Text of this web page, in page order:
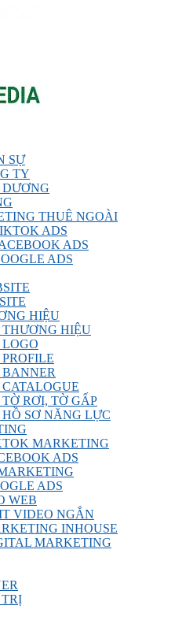
SỰ
TY
THUÊ NGOÀI
ADS
ADS
ADS
HIỆU
HIỆU
RƠI, TỜ GẤP
SƠ NĂNG LỰC
MARKETING
ADS
ADS
WEB
VIDEO NGẮN
INHOUSE
MARKETING